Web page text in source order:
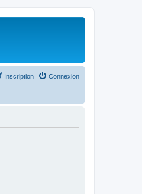
Connexion
Inscription